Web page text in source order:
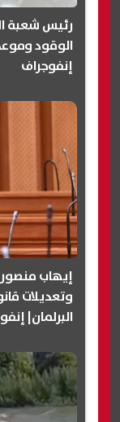
رئيس شعبة
الوقود
إنفوجراف
وتعديلات
البرلمان|